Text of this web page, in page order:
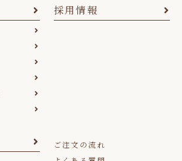
採用情報
ご注文の流れ